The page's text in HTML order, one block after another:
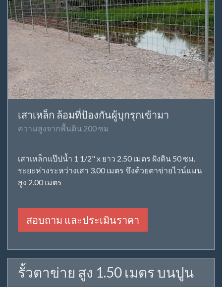
เสาเหล็ก ล้อมที่ป้องกันผู้บุกรุกเข้ามา
ความสูงจากพื้นดิน 200 ซม
เสาเหล็กแป๊ปน้ำ 1 1/2" x ยาว 2.50 เมตร ฝังดิน 50 ซม.
ระยะห่างระหว่างเสา 3.00 เมตร ขึงด้วยตาข่ายไวน์แมน
สูง 2.00 เมตร
สอบถาม และประเมินราคา
รั้วตาข่าย สูง 1.50 เมตร บนปูน